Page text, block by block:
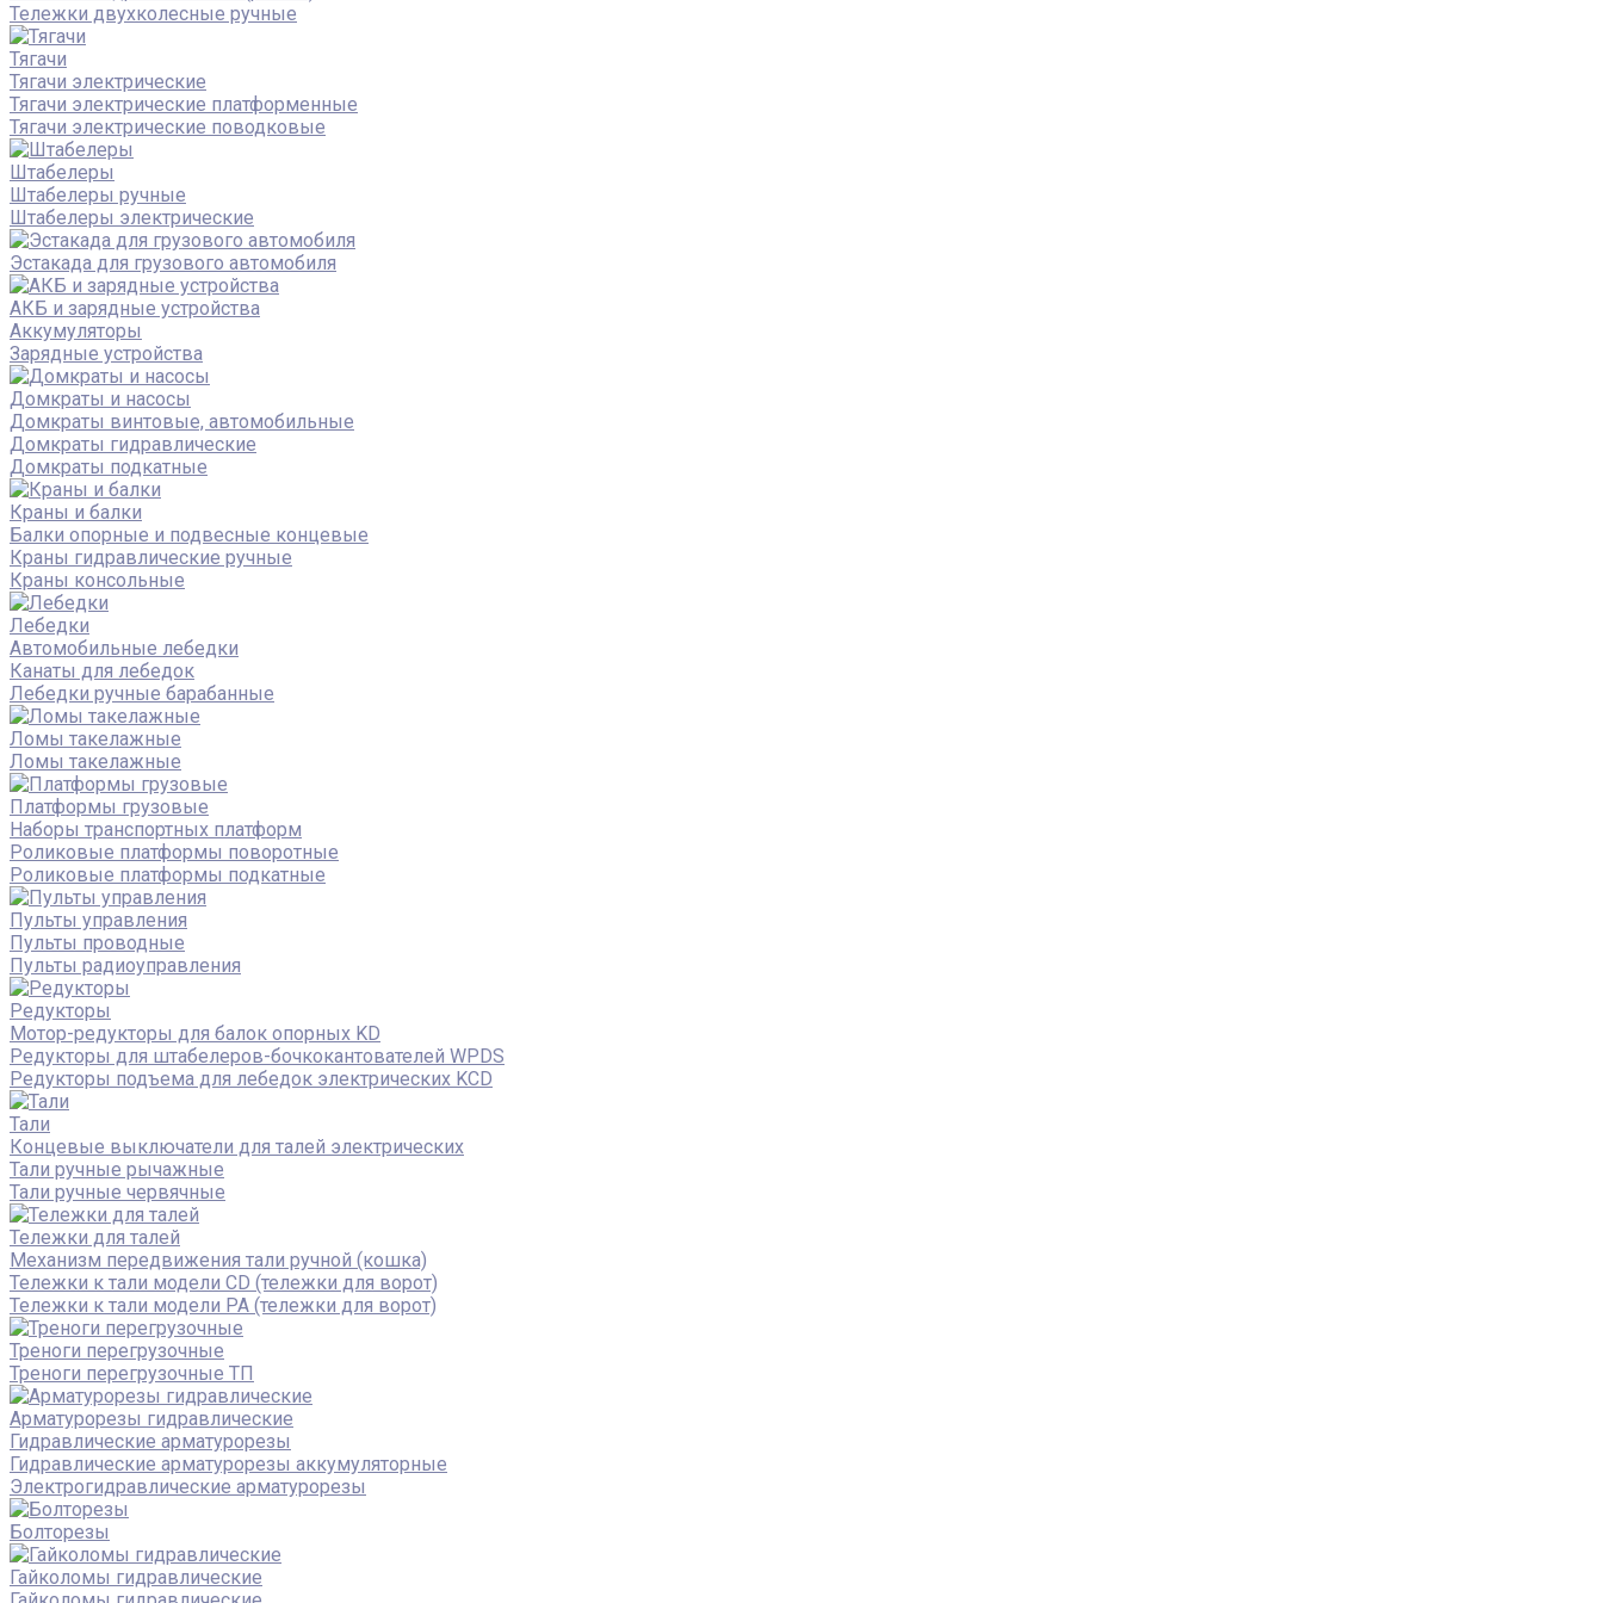
Тележки двухколесные ручные
Тягачи
Тягачи электрические
Тягачи электрические платформенные
Тягачи электрические поводковые
Штабелеры
Штабелеры ручные
Штабелеры электрические
Эстакада для грузового автомобиля
АКБ и зарядные устройства
Аккумуляторы
Зарядные устройства
Домкраты и насосы
Домкраты винтовые, автомобильные
Домкраты гидравлические
Домкраты подкатные
Краны и балки
Балки опорные и подвесные концевые
Краны гидравлические ручные
Краны консольные
Лебедки
Автомобильные лебедки
Канаты для лебедок
Лебедки ручные барабанные
Ломы такелажные
Ломы такелажные
Платформы грузовые
Наборы транспортных платформ
Роликовые платформы поворотные
Роликовые платформы подкатные
Пульты управления
Пульты проводные
Пульты радиоуправления
Редукторы
Мотор-редукторы для балок опорных KD
Редукторы для штабелеров-бочкокантователей WPDS
Редукторы подъема для лебедок электрических KCD
Тали
Концевые выключатели для талей электрических
Тали ручные рычажные
Тали ручные червячные
Тележки для талей
Механизм передвижения тали ручной (кошка)
Тележки к тали модели CD (тележки для ворот)
Тележки к тали модели РА (тележки для ворот)
Треноги перегрузочные
Треноги перегрузочные ТП
Арматурорезы гидравлические
Гидравлические арматурорезы
Гидравлические арматурорезы аккумуляторные
Электрогидравлические арматурорезы
Болторезы
Гайколомы гидравлические